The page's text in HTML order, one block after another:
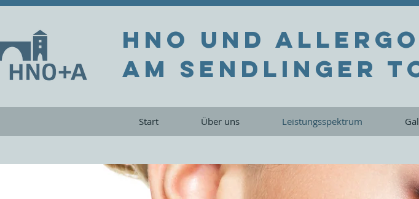
HNO und
am Sendlinger
Start Über uns Leistungsspektrum